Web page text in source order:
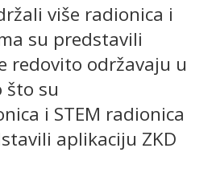
više radionica i
su predstavili
redovito održavaju u
što su
i STEM radionica
aplikaciju ZKD